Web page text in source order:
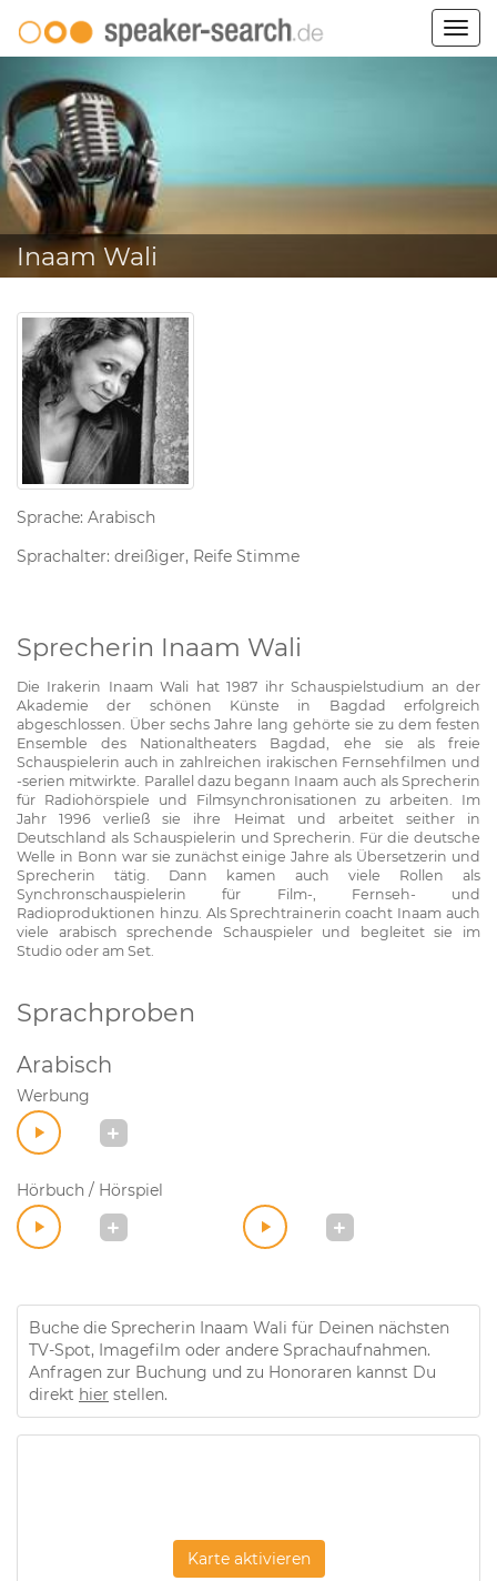
Inaam Wali
Sprache: Arabisch
Sprachalter: dreißiger, Reife Stimme
Sprecherin Inaam Wali
Die Irakerin Inaam Wali hat 1987 ihr Schauspielstudium an der
Akademie der schönen Künste in Bagdad erfolgreich
abgeschlossen. Über sechs Jahre lang gehörte sie zu dem festen
Ensemble des Nationaltheaters Bagdad, ehe sie als freie
Schauspielerin auch in zahlreichen irakischen Fernsehfilmen und
-serien mitwirkte. Parallel dazu begann Inaam auch als Sprecherin
für Radiohörspiele und Filmsynchronisationen zu arbeiten. Im
Jahr 1996 verließ sie ihre Heimat und arbeitet seither in
Deutschland als Schauspielerin und Sprecherin. Für die deutsche
Welle in Bonn war sie zunächst einige Jahre als Übersetzerin und
Sprecherin tätig. Dann kamen auch viele Rollen als
Synchronschauspielerin für Film-, Fernseh- und
Radioproduktionen hinzu. Als Sprechtrainerin coacht Inaam auch
viele arabisch sprechende Schauspieler und begleitet sie im
Studio oder am Set.
Sprachproben
Arabisch
Werbung
Hörbuch / Hörspiel
Buche die Sprecherin Inaam Wali für Deinen nächsten
TV-Spot, Imagefilm oder andere Sprachaufnahmen.
Anfragen zur Buchung und zu Honoraren kannst Du
direkt hier stellen.
Karte aktivieren